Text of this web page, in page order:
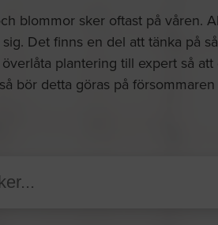
blommor sker oftast på våren.
Det finns en del att tänka på
plantering till expert så
bör detta göras på